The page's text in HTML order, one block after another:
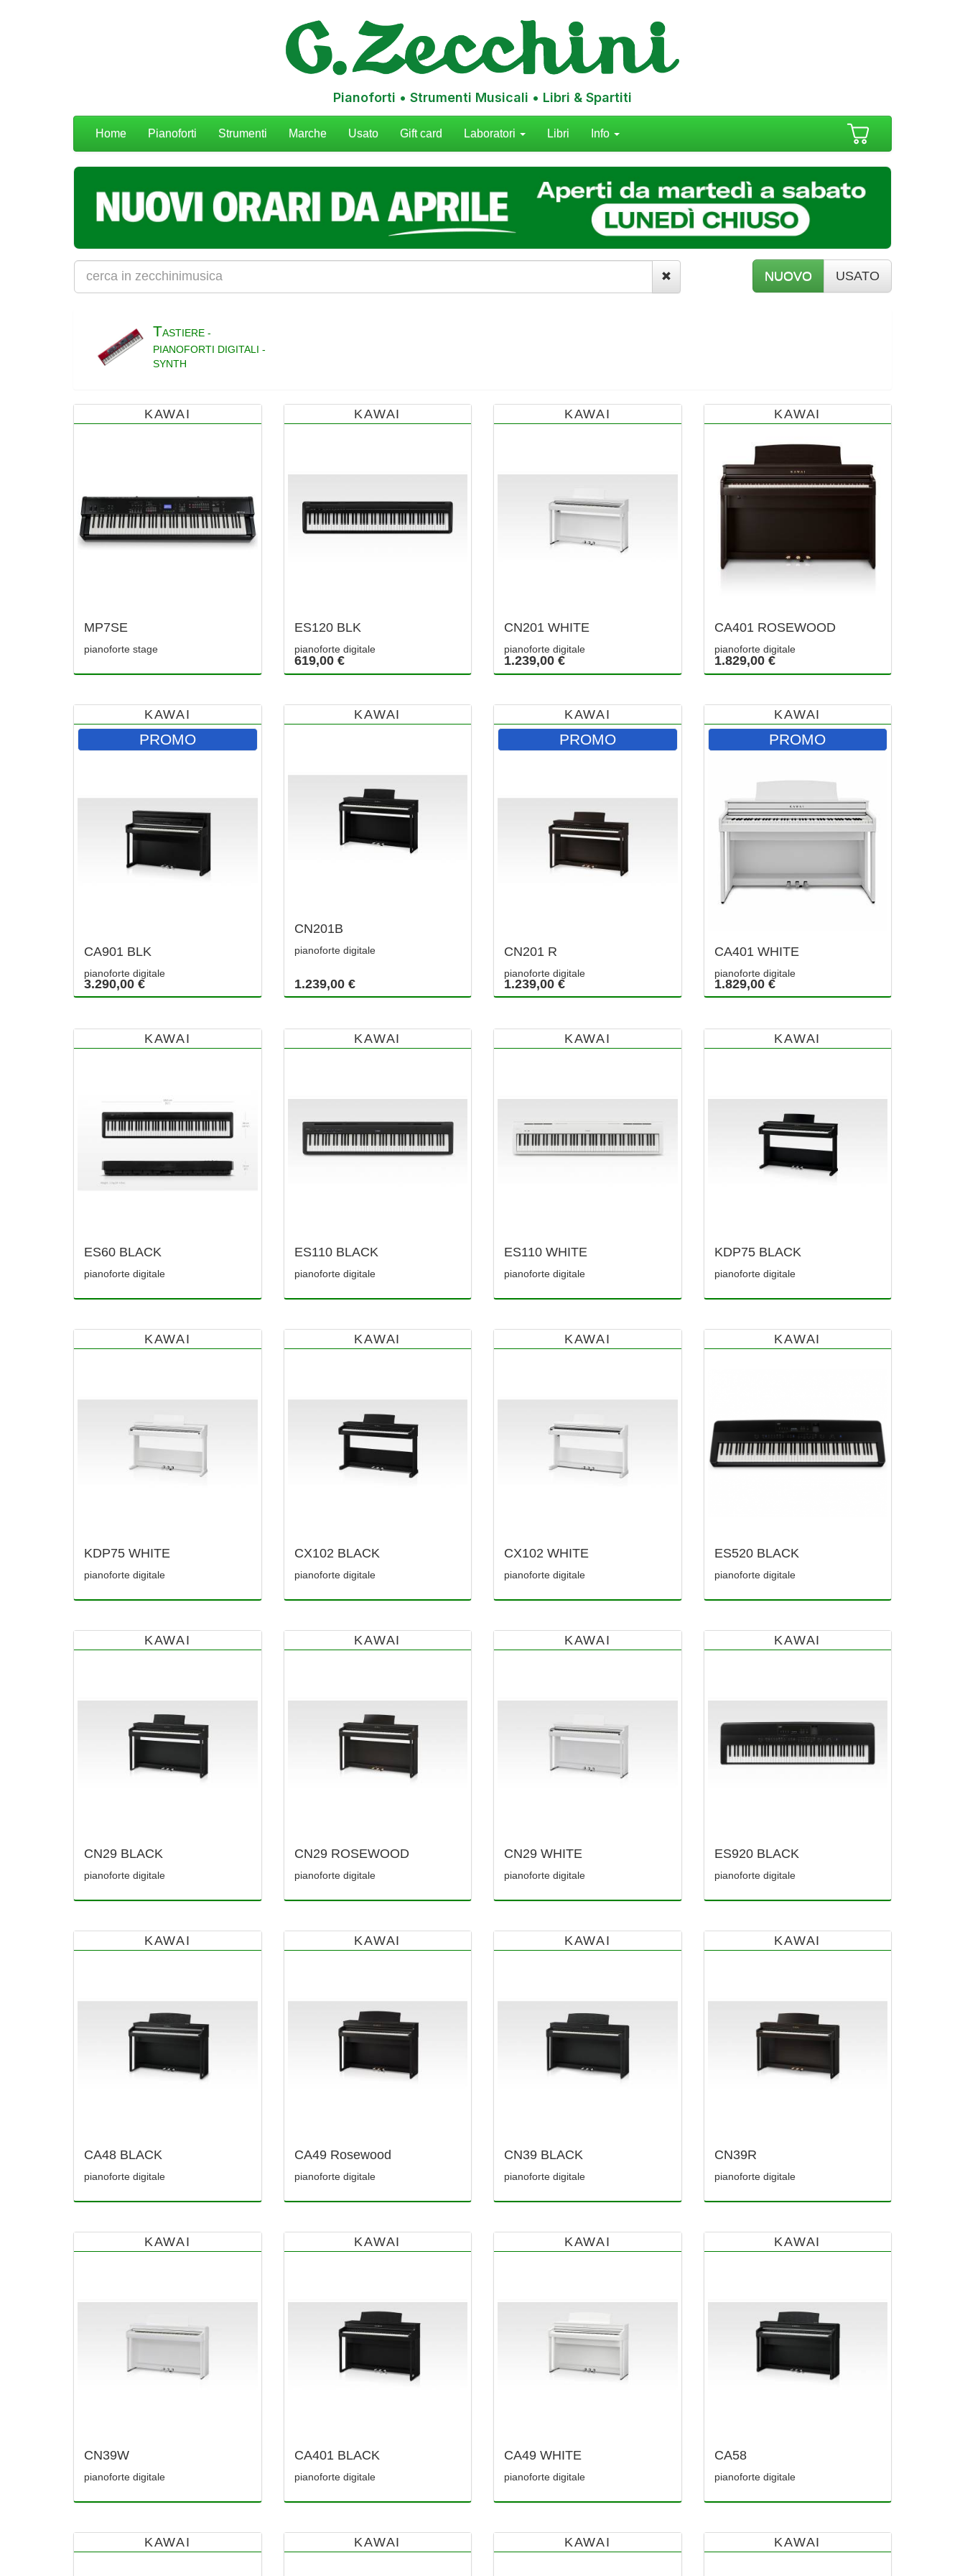
Pianoforti • Strumenti Musicali • Libri & Spartiti
navigazione
Home Pianoforti Strumenti Marche Usato Gift card Laboratori Libri Info
NUOVO USATO
TASTIERE -
PIANOFORTI DIGITALI -
SYNTH
KAWAI
MP7SE
pianoforte stage
KAWAI
ES120 BLK
pianoforte digitale
619,00 €
KAWAI
CN201 WHITE
pianoforte digitale
1.239,00 €
KAWAI
CA401 ROSEWOOD
pianoforte digitale
1.829,00 €
KAWAI
PROMO
CA901 BLK
pianoforte digitale
3.290,00 €
KAWAI
CN201B
pianoforte digitale
1.239,00 €
KAWAI
PROMO
CN201 R
pianoforte digitale
1.239,00 €
KAWAI
PROMO
CA401 WHITE
pianoforte digitale
1.829,00 €
KAWAI
ES60 BLACK
pianoforte digitale
KAWAI
ES110 BLACK
pianoforte digitale
KAWAI
ES110 WHITE
pianoforte digitale
KAWAI
KDP75 BLACK
pianoforte digitale
KAWAI
KDP75 WHITE
pianoforte digitale
KAWAI
CX102 BLACK
pianoforte digitale
KAWAI
CX102 WHITE
pianoforte digitale
KAWAI
ES520 BLACK
pianoforte digitale
KAWAI
CN29 BLACK
pianoforte digitale
KAWAI
CN29 ROSEWOOD
pianoforte digitale
KAWAI
CN29 WHITE
pianoforte digitale
KAWAI
ES920 BLACK
pianoforte digitale
KAWAI
CA48 BLACK
pianoforte digitale
KAWAI
CA49 Rosewood
pianoforte digitale
KAWAI
CN39 BLACK
pianoforte digitale
KAWAI
CN39R
pianoforte digitale
KAWAI
CN39W
pianoforte digitale
KAWAI
CA401 BLACK
pianoforte digitale
KAWAI
CA49 WHITE
pianoforte digitale
KAWAI
CA58
pianoforte digitale
KAWAI KAWAI KAWAI KAWAI